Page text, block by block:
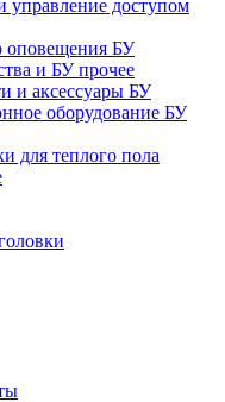
управление доступом
оповещения БУ
и БУ прочее
и аксессуары БУ
оборудование БУ
для теплого пола